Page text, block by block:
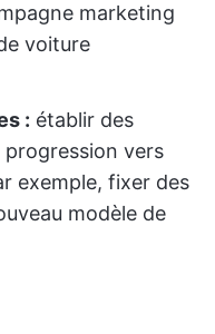
marketing
voiture
: établir des
vers
exemple, fixer des
modèle de